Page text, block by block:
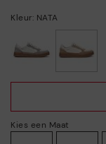
Kleur: NATA
Kies een Maat